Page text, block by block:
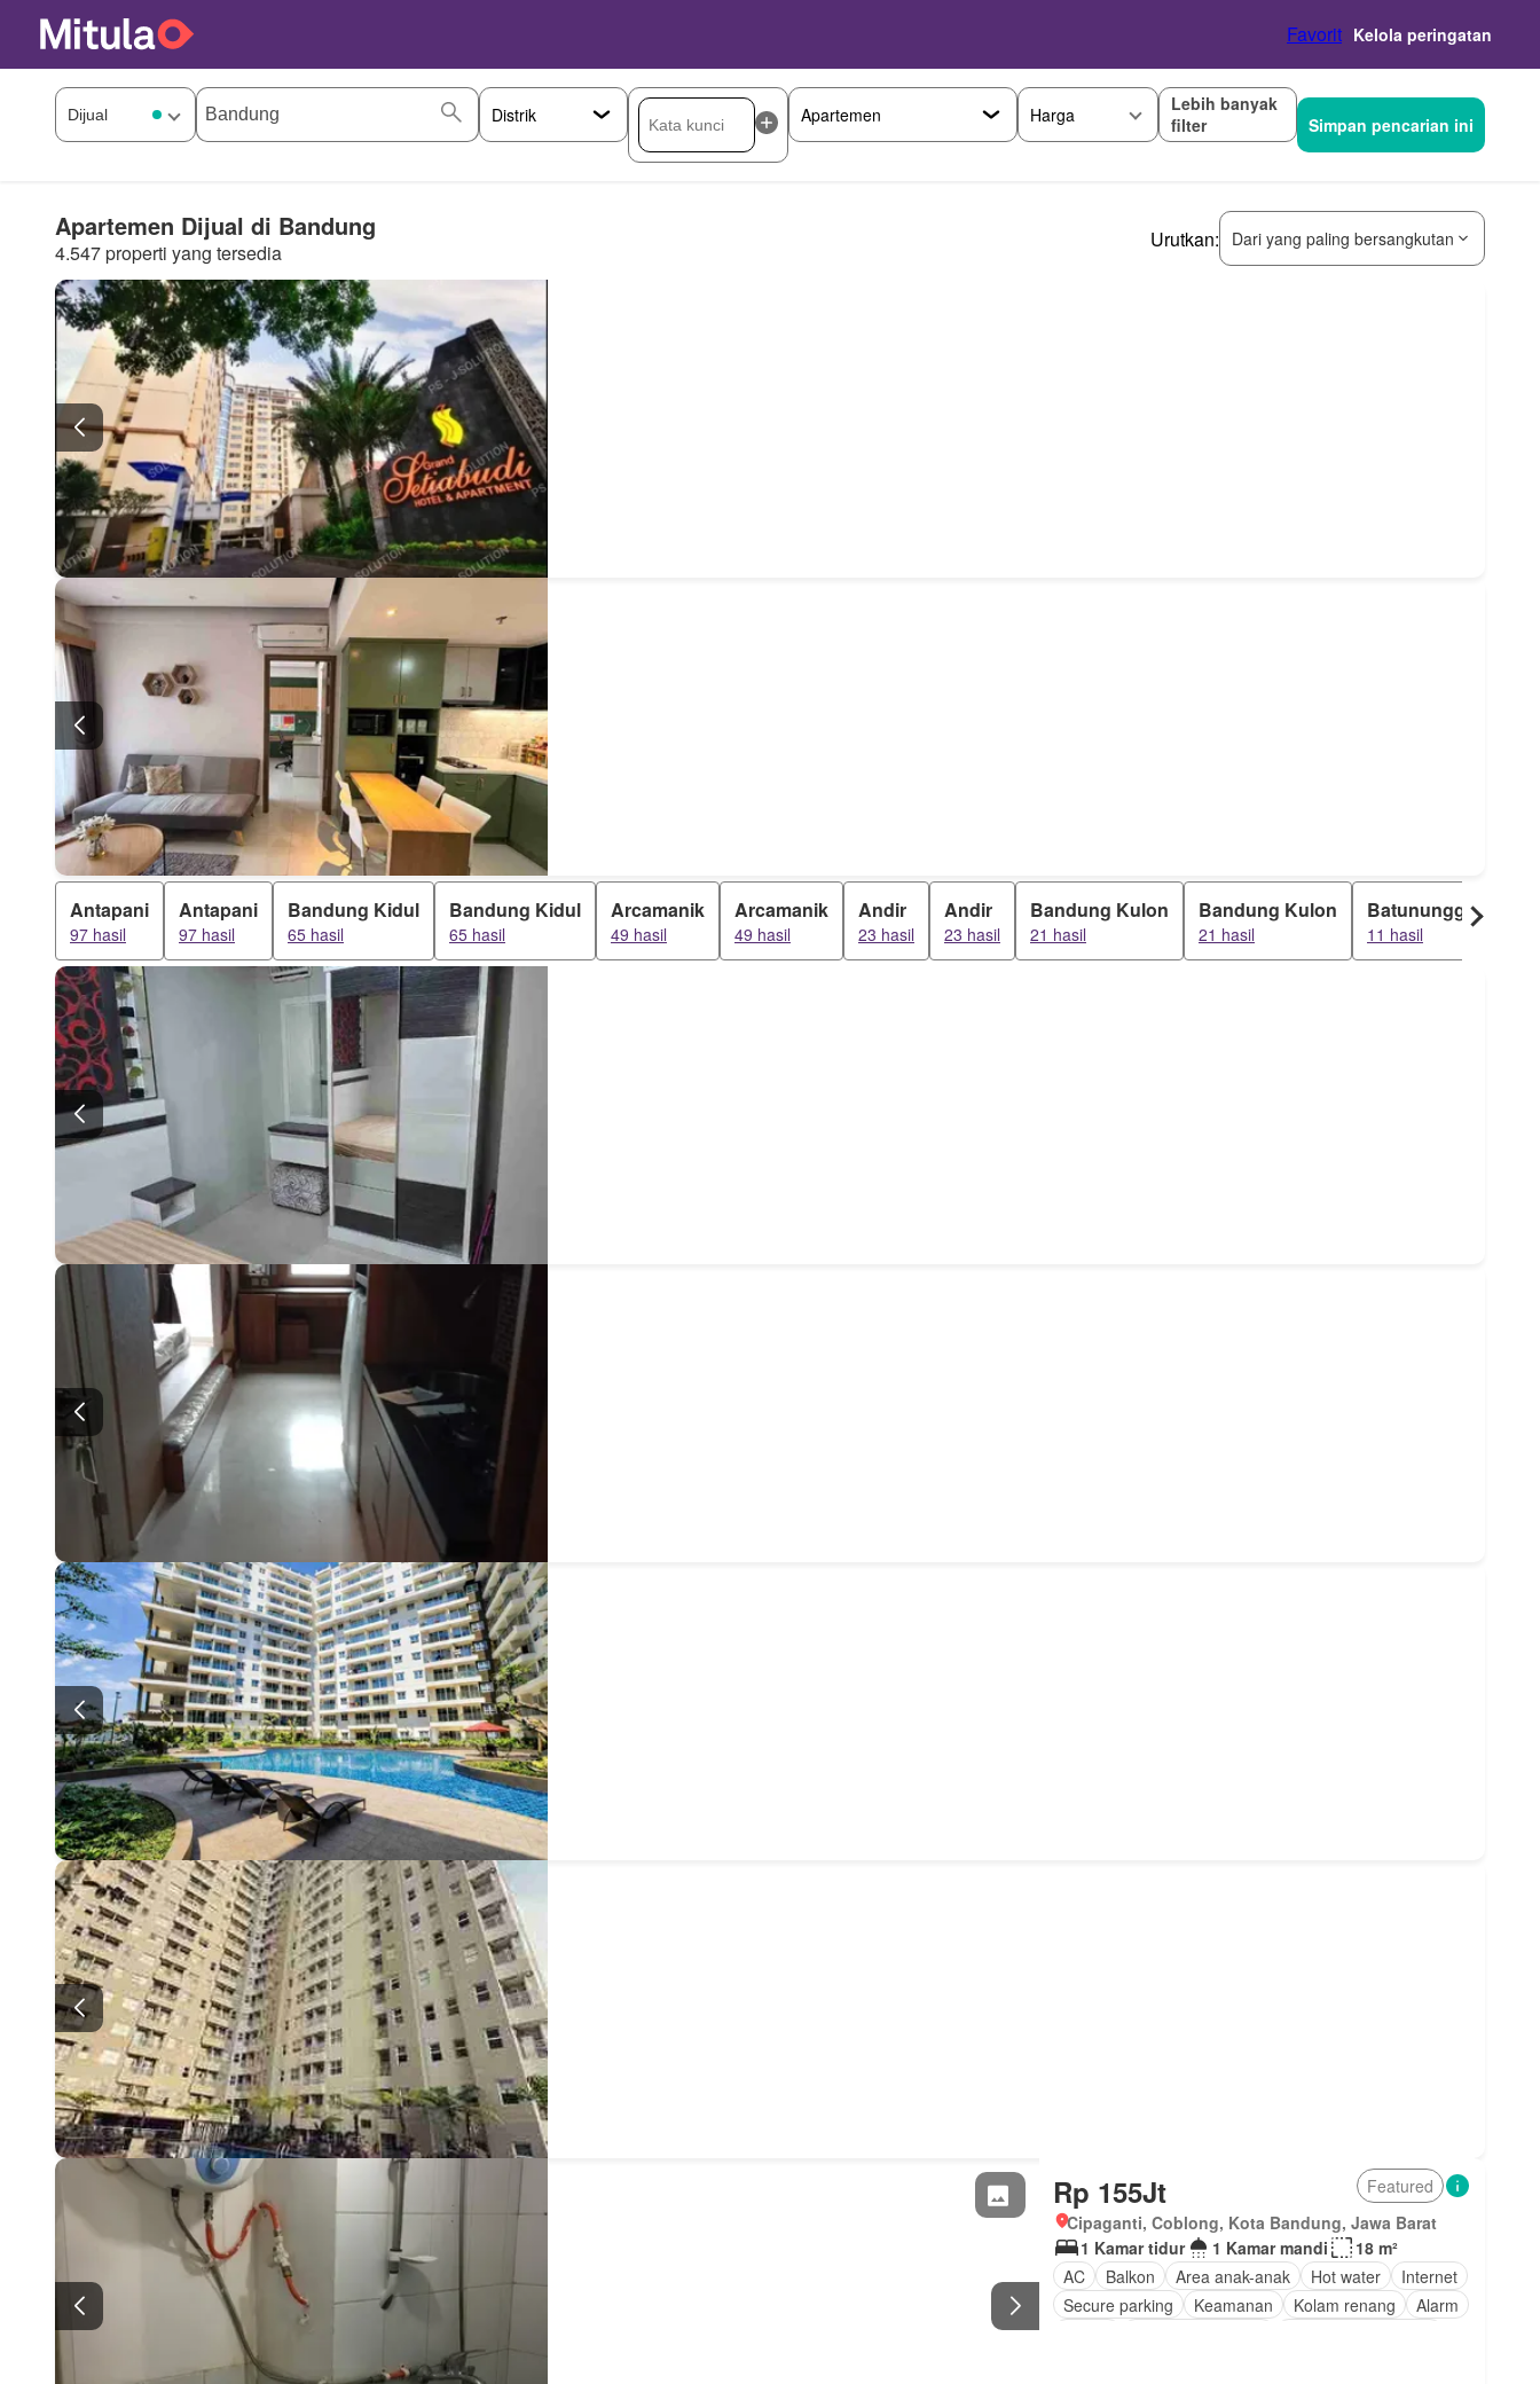
Favorit Kelola peringatan
Harga
Lebih banyak
filter
Simpan pencarian ini
Apartemen Dijual di Bandung
4.547 properti yang tersedia
Urutkan: Dari yang paling bersangkutan
Antapani
97 hasil
Antapani
97 hasil
Bandung Kidul
65 hasil
Bandung Kidul
65 hasil
Arcamanik
49 hasil
Arcamanik
49 hasil
Andir
23 hasil
Andir
23 hasil
Bandung Kulon
21 hasil
Bandung Kulon
21 hasil
Batununggal
11 hasil
Rp 155Jt
Featured
Cipaganti, Coblong, Kota Bandung, Jawa Barat
1 Kamar tidur
1 Kamar mandi
18 m²
AC
Balkon Area anak-anak Hot water
Internet
Secure parking
Keamanan Kolam renang
Alarm